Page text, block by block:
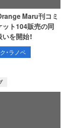
Maru刊コミ
ット104販売の同
を開始！
・ラノベ